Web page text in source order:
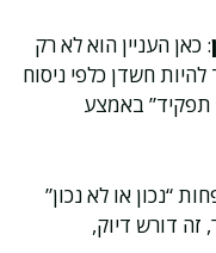
: כאן העניין הוא לא רק
חשדן כלפי ניסוח
תפקיד” באמצע
“נכון או לא נכון”
זה דורש דיוק,